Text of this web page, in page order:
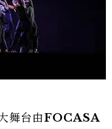
舞台由FOCASA